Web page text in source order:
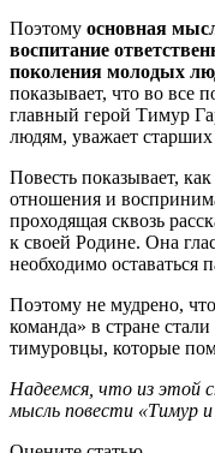
Поэтому основная
воспитание
поколения молодых
показывает, что во все
главный герой Тимур
людям, уважает
Повесть показывает,
отношения и
проходящая сквозь
к своей Родине. Она
необходимо оставаться
Поэтому не мудрено,
команда» в стране
тимуровцы, которые
Надеемся, что из этой
мысль повести «Тимур и